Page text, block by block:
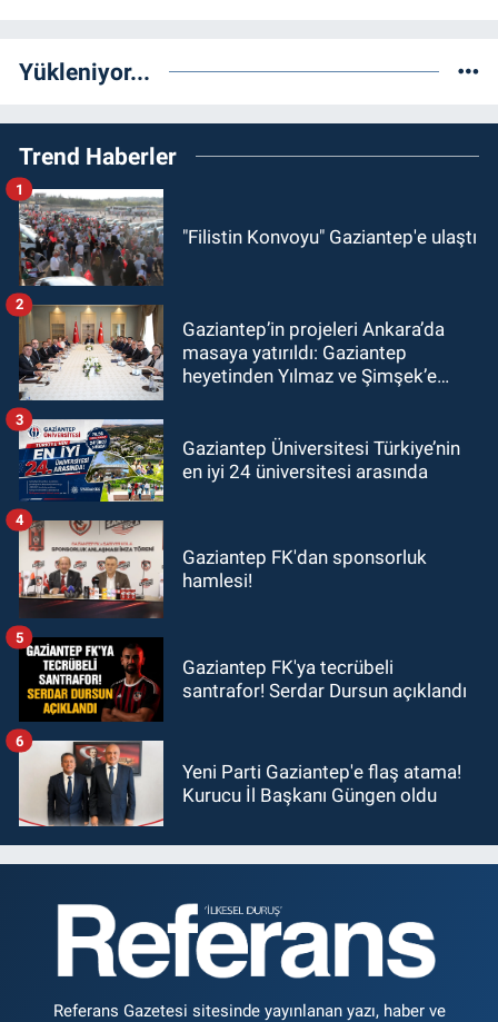
Yükleniyor...
Trend Haberler
"Filistin Konvoyu" Gaziantep'e ulaştı
1
Gaziantep’in projeleri Ankara’da
masaya yatırıldı: Gaziantep
heyetinden Yılmaz ve Şimşek’e
2
Gaziantep Üniversitesi Türkiye’nin
en iyi 24 üniversitesi arasında
3
Gaziantep FK'dan sponsorluk
hamlesi!
4
Gaziantep FK'ya tecrübeli
santrafor! Serdar Dursun açıklandı
5
Yeni Parti Gaziantep'e flaş atama!
Kurucu İl Başkanı Güngen oldu
6
Referans Gazetesi sitesinde yayınlanan yazı, haber ve